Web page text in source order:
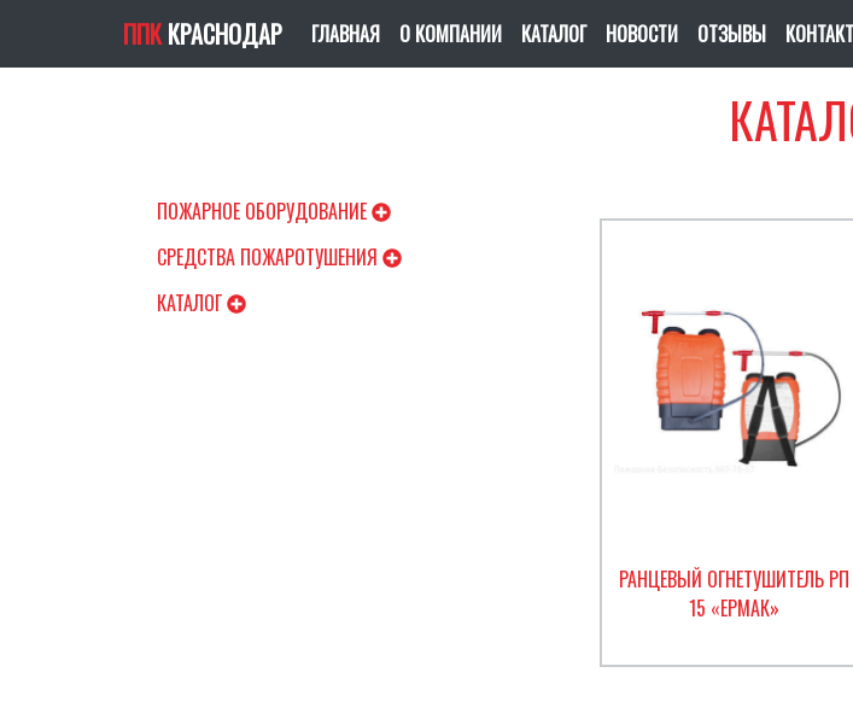
ППККРАСНОДАР ГЛАВНАЯ(CURRENT)
О КОМПАНИИ КАТАЛОГ НОВОСТИ ОТЗЫВЫ
ПОЖАРНОЕ ОБОРУДОВАНИЕ
СРЕДСТВА ПОЖАРОТУШЕНИЯ
КАТАЛОГ
РАНЦЕВЫЙ ОГНЕТУШИТЕЛЬ РП
15 «ЕРМАК»